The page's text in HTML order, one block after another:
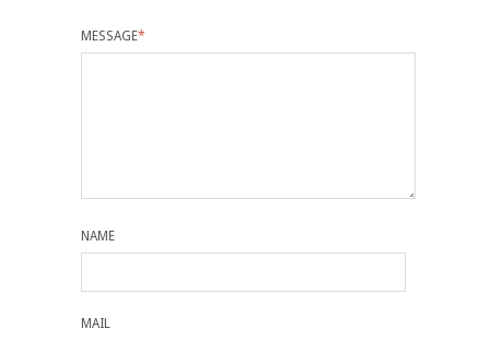
MESSAGE*
NAME
MAIL